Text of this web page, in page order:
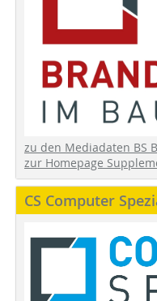
zu den Mediadaten BS
zur Homepage
CS Computer